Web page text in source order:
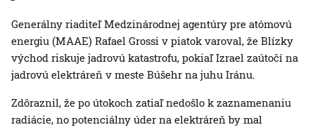
Generálny riaditeľ Medzinárodnej agentúry pre atómovú
energiu (MAAE) Rafael Grossi v piatok varoval, že Blízky
východ riskuje jadrovú katastrofu, pokiaľ Izrael zaútočí na
jadrovú elektráreň v meste Búšehr na juhu Iránu.
Zdôraznil, že po útokoch zatiaľ nedošlo k zaznamenaniu
radiácie, no potenciálny úder na elektráreň by mal